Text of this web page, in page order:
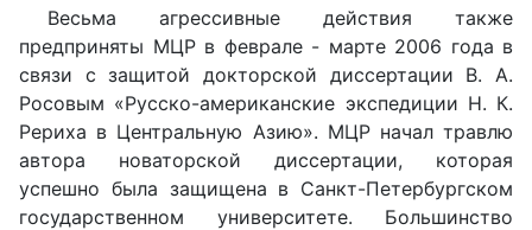
Весьма агрессивные действия также
предприняты МЦР в феврале - марте 2006 года в
связи с защитой докторской диссертации В. А.
Росовым «Русско-американские экспедиции Н. К.
Рериха в Центральную Азию». МЦР начал травлю
автора новаторской диссертации, которая
успешно была защищена в Санкт-Петербургском
государственном университете. Большинство